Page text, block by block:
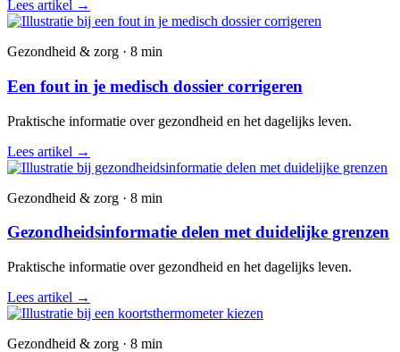
Lees artikel →
Gezondheid & zorg · 8 min
Een fout in je medisch dossier corrigeren
Praktische informatie over gezondheid en het dagelijks leven.
Lees artikel →
Gezondheid & zorg · 8 min
Gezondheidsinformatie delen met duidelijke grenzen
Praktische informatie over gezondheid en het dagelijks leven.
Lees artikel →
Gezondheid & zorg · 8 min